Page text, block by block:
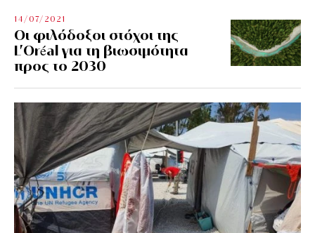
14/07/2021
Οι φιλόδοξοι στόχοι της
L’Oréal για τη βιωσιμότητα
προς το 2030